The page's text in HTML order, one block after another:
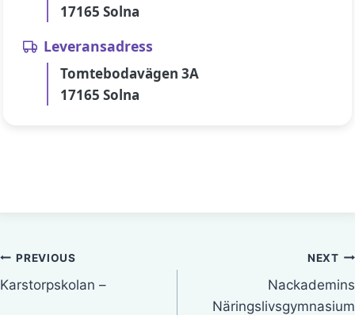
17165 Solna
Leveransadress
Tomtebodavägen 3A
17165 Solna
Inläggsnavigering
PREVIOUS
Karstorpskolan –
NEXT
Nackademins
Näringslivsgymnasium